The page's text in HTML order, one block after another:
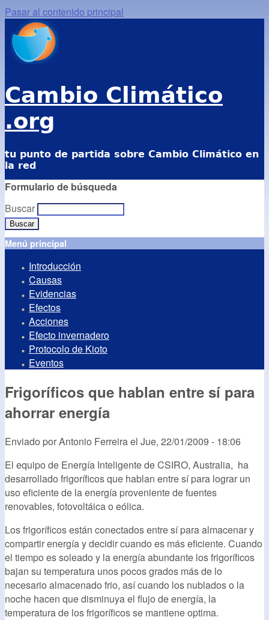
Pasar al contenido principal
Cambio Climático
.org
tu punto de partida sobre Cambio Climático en
la red
Formulario de búsqueda
Buscar
Menú principal
Introducción
Causas
Evidencias
Efectos
Acciones
Efecto invernadero
Protocolo de Kioto
Eventos
Frigoríficos que hablan entre sí para
ahorrar energía
Enviado porAntonio Ferreirael Jue, 22/01/2009 - 18:06
El equipo de Energía Inteligente de CSIRO, Australia, ha
desarrollado frigoríficos que hablan entre sí para lograr un
uso eficiente de la energía proveniente de fuentes
renovables, fotovoltáica o eólica.
Los frigoríficos están conectados entre sí para almacenar y
compartir energía y decidir cuando es más eficiente. Cuando
el tiempo es soleado y la energía abundante los frigoríficos
bajan su temperatura unos pocos grados más de lo
necesario almacenado frio, así cuando los nublados o la
noche hacen que disminuya el flujo de energía, la
temperatura de los frigoríficos se mantiene optima.